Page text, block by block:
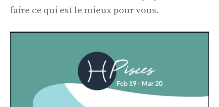
faire ce qui est le mieux pour vous.